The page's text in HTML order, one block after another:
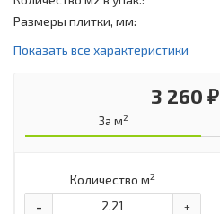
Размеры плитки, мм:
Показать все характеристики
3 260 ₽
За м2
Количество м2
+
-